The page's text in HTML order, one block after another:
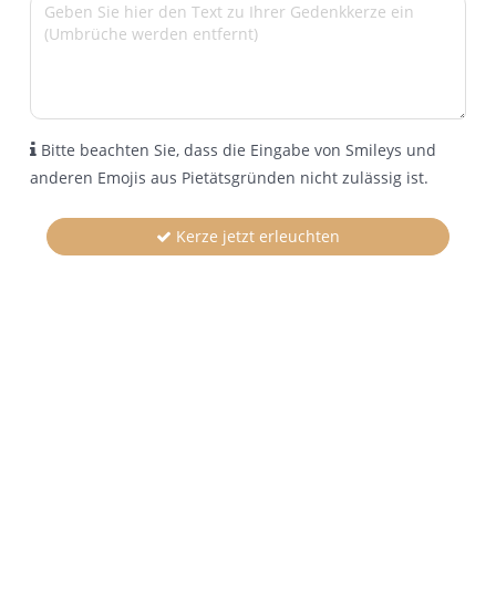
Bitte beachten Sie, dass die Eingabe von Smileys und
anderen Emojis aus Pietätsgründen nicht zulässig ist.
Kerze jetzt erleuchten